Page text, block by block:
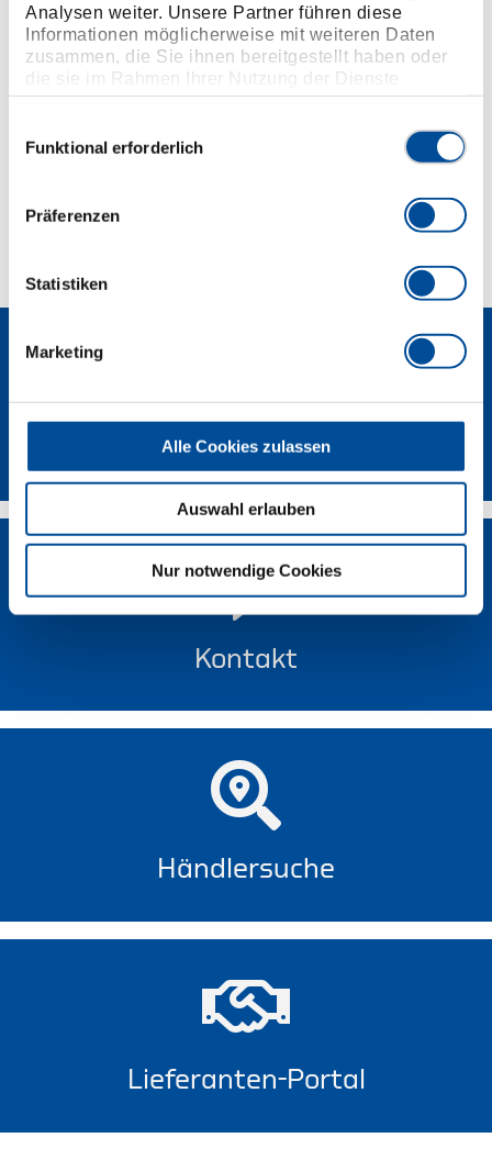
Analysen weiter. Unsere Partner führen diese
Informationen möglicherweise mit weiteren Daten
zusammen, die Sie ihnen bereitgestellt haben oder
die sie im Rahmen Ihrer Nutzung der Dienste
gesammelt haben. Unsere vollständige
Funktional erforderlich
Präferenzen
Statistiken
Marketing
Alle Cookies zulassen
Auswahl erlauben
Nur notwendige Cookies
Im Lieferumfang von KL-4600-200 enthalten.
Abmessungen und Gewichte
Lieferumfang
Technische Eigenschaften
Newsletter
Kontakt
Händlersuche
Lieferanten-Portal